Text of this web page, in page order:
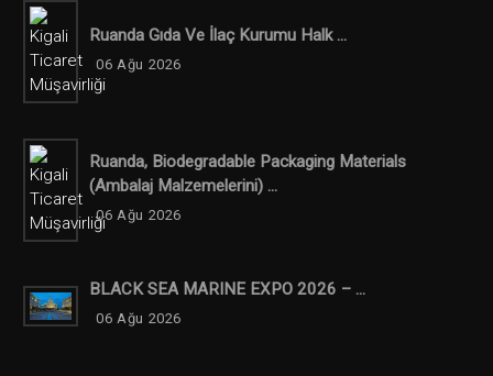
Ruanda Gıda Ve İlaç Kurumu Halk ...
06 Ağu 2026
Ruanda, Biodegradable Packaging Materials
(ambalaj Malzemelerini) ...
06 Ağu 2026
BLACK SEA MARINE EXPO 2026 – ...
06 Ağu 2026